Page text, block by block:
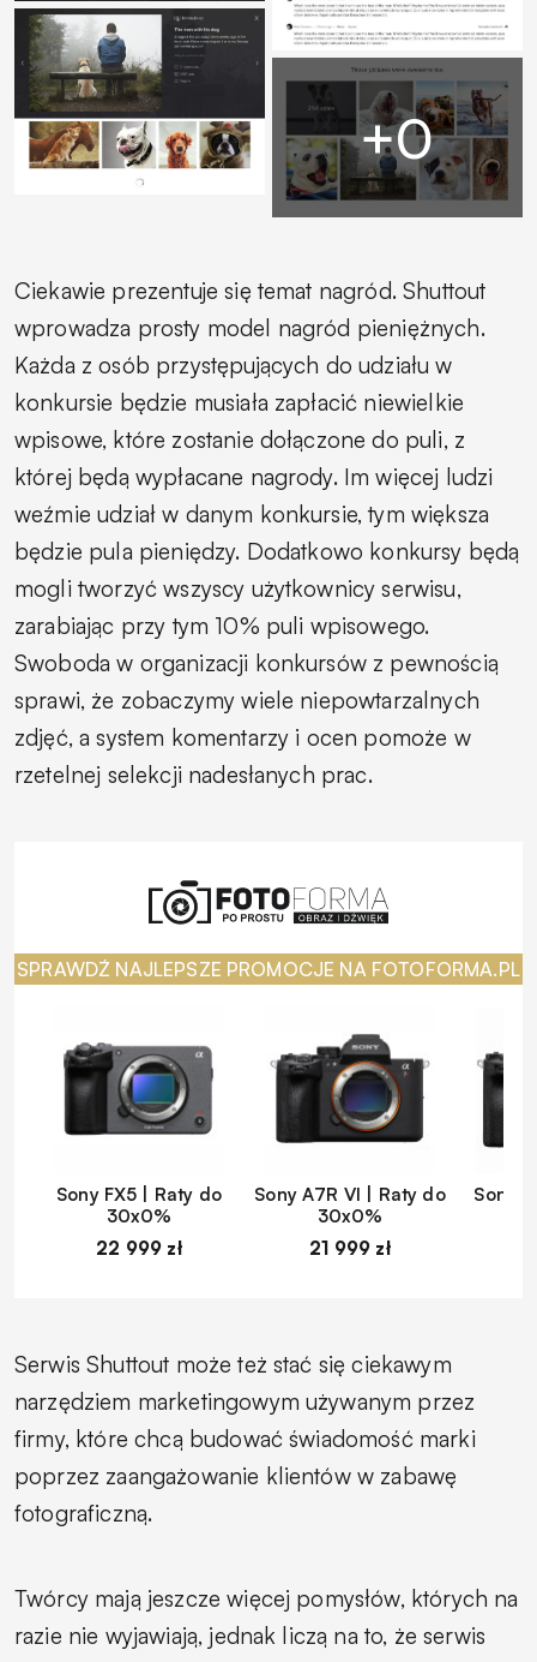
Ciekawie prezentuje się temat nagród. Shuttout
wprowadza prosty model nagród pieniężnych.
Każda z osób przystępujących do udziału w
konkursie będzie musiała zapłacić niewielkie
wpisowe, które zostanie dołączone do puli, z
której będą wypłacane nagrody. Im więcej ludzi
weźmie udział w danym konkursie, tym większa
będzie pula pieniędzy. Dodatkowo konkursy będą
mogli tworzyć wszyscy użytkownicy serwisu,
zarabiając przy tym 10% puli wpisowego.
Swoboda w organizacji konkursów z pewnością
sprawi, że zobaczymy wiele niepowtarzalnych
zdjęć, a system komentarzy i ocen pomoże w
rzetelnej selekcji nadesłanych prac.
SPRAWDŹ NAJLEPSZE PROMOCJE NA FOTOFORMA.PL
Sony FX5 | Raty do
30x0%
22 999 zł
Sony A7R VI | Raty do
30x0%
21 999 zł
Sony
Serwis Shuttout może też stać się ciekawym
narzędziem marketingowym używanym przez
firmy, które chcą budować świadomość marki
poprzez zaangażowanie klientów w zabawę
fotograficzną.
Twórcy mają jeszcze więcej pomysłów, których na
razie nie wyjawiają, jednak liczą na to, że serwis